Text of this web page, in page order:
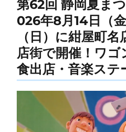
第62回 静岡夏ま
026年8月14日（
（日）に紺屋町
店街で開催！ワゴ
食出店・音楽ステ